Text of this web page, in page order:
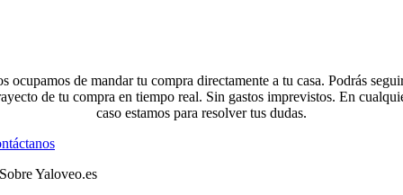
ocupamos de mandar tu compra directamente a tu casa. Podrás
de tu compra en tiempo real. Sin gastos imprevistos. En
caso estamos para resolver tus dudas.
Sobre Yaloveo.es